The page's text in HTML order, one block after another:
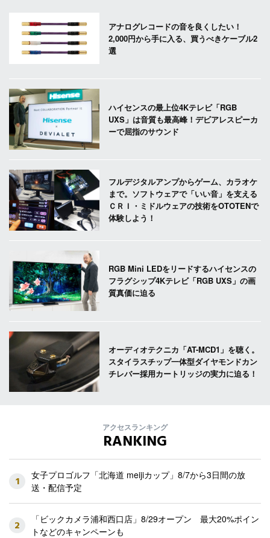
アナログレコードの音を良くしたい！
2,000円から手に入る、買うべきケーブル2
選
ハイセンスの最上位4Kテレビ「RGB
UXS」は音質も最高峰！デビアレスピーカ
ーで屈指のサウンド
フルデジタルアンプからゲーム、カラオケ
まで。ソフトウェアで「いい音」を支える
ＣＲＩ・ミドルウェアの技術をOTOTENで
体験しよう！
RGB Mini LEDをリードするハイセンスの
フラグシップ4Kテレビ「RGB UXS」の画
質真価に迫る
オーディオテクニカ「AT-MCD1」を聴く。
スタイラスチップ一体型ダイヤモンドカン
チレバー採用カートリッジの実力に迫る！
アクセスランキング
RANKING
1
女子プロゴルフ「北海道 meijiカップ」8/7から3日間の放
送・配信予定
2
「ビックカメラ浦和西口店」8/29オープン 最大20%ポイン
トなどのキャンペーンも